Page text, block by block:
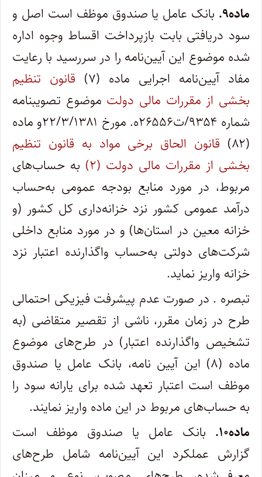
ماده۹.
بانک عامل یا صندوق موظف است اصل و
سود دریافتی بابت بازپرداخت اقساط وجوه اداره
شده موضوع این آیین‌نامه را در سررسید با رعایت
مفاد آیین‌نامه اجرایی ماده (۷)
قانون تنظیم
بخشی از مقررات مالی دولت موضوع تصویب­نامه
شماره ۹۳۵۴/ت۲۶۵۵۶ه. مورخ ۲۲/۳/۱۳۸۱و ماده
(۸۲)
قانون الحاق برخی مواد به قانون تنظیم
بخشی از مقررات مالی دولت (۲)
به حساب‌های
مربوط، در مورد منابع بودجه عمومی به‌حساب
درآمد عمومی کشور نزد خزانه‌داری کل کشور (و
خزانه معین در استان‌ها) و در مورد منابع داخلی
شرکت‌های دولتی به‌حساب واگذارنده اعتبار نزد
خزانه واریز نماید.
تبصره . در صورت عدم پیشرفت فیزیکی احتمالی
طرح در زمان مقرر، ناشی از تقصیر متقاضی (به
تشخیص واگذارنده اعتبار) در طرح‌های موضوع
ماده (۸) این آیین­ نامه، بانک عامل یا صندوق
موظف است اعتبار تعهد شده برای یارانه سود را
به حساب‌های مربوط در این ماده واریز نمایند.
ماده۱۰.
بانک عامل یا صندوق موظف است
گزارش عملکرد این آیین‌نامه شامل طرح‌های